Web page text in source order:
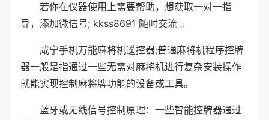
若你在仪器使用上需要帮助，想获取一对一指
导，添加微信号; kkss8691 随时交流 。
咸宁手机万能麻将机遥控器;普通麻将机程序控牌
器一般是指通过一些无需对麻将机进行复杂安装操作
就能实现控制麻将牌功能的设备或工具。
蓝牙或无线信号控制原理：一些智能控牌器通过